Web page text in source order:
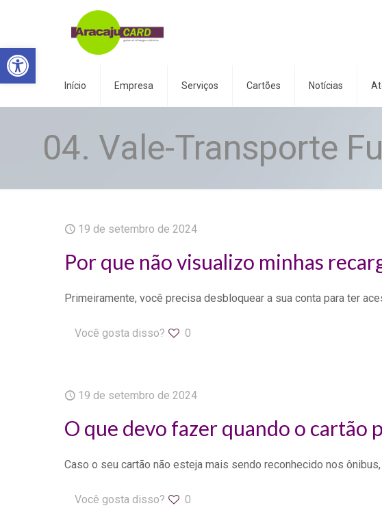
Abrir a barra de ferramentas
Início Empresa Serviços Cartões Notícias
04. Vale-Transporte
19 de setembro de 2024
Por que não visualizo minhas
Primeiramente, você precisa desbloquear a sua conta para ter
Você gosta disso? 0
19 de setembro de 2024
O que devo fazer quando o cartão
Caso o seu cartão não esteja mais sendo reconhecido nos
Você gosta disso? 0